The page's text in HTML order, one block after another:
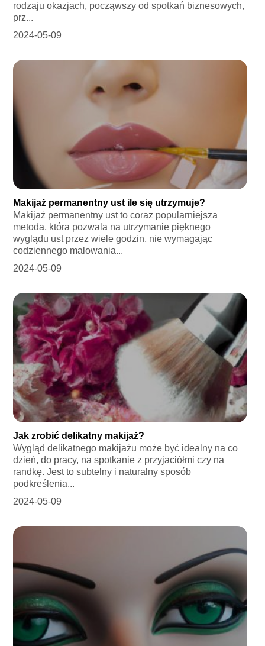
rodzaju okazjach, począwszy od spotkań biznesowych,
prz...
2024-05-09
Makijaż permanentny ust ile się utrzymuje?
Makijaż permanentny ust to coraz popularniejsza
metoda, która pozwala na utrzymanie pięknego
wyglądu ust przez wiele godzin, nie wymagając
codziennego malowania...
2024-05-09
Jak zrobić delikatny makijaż?
Wygląd delikatnego makijażu może być idealny na co
dzień, do pracy, na spotkanie z przyjaciółmi czy na
randkę. Jest to subtelny i naturalny sposób
podkreślenia...
2024-05-09